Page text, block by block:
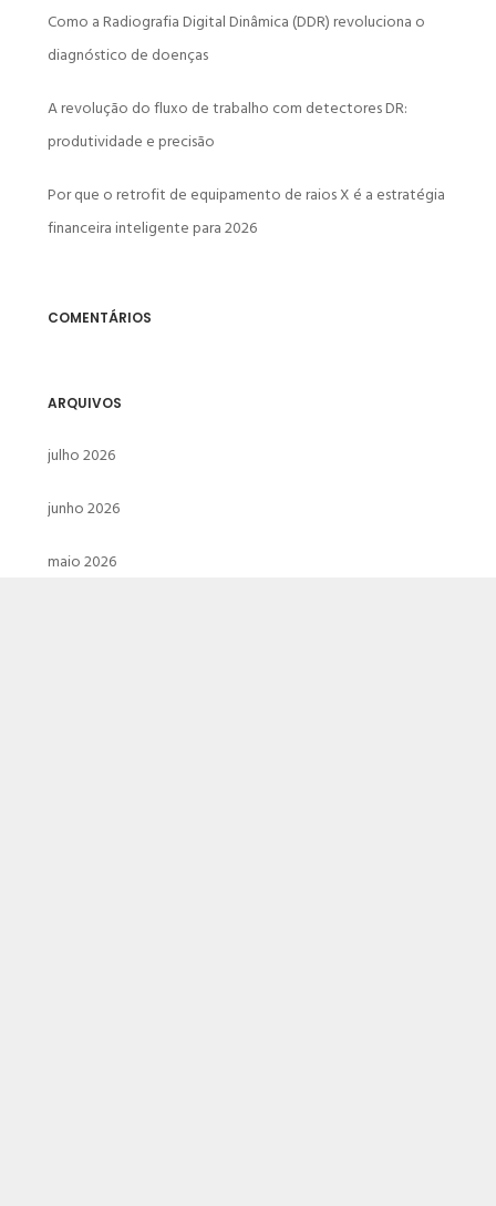
Como a Radiografia Digital Dinâmica (DDR) revoluciona o
diagnóstico de doenças
A revolução do fluxo de trabalho com detectores DR:
produtividade e precisão
Por que o retrofit de equipamento de raios X é a estratégia
financeira inteligente para 2026
COMENTÁRIOS
ARQUIVOS
julho 2026
junho 2026
maio 2026